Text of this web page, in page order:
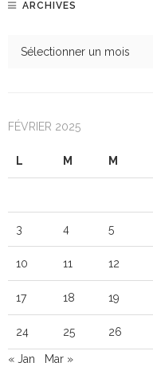
ARCHIVES
FÉVRIER 2025
L M M
3 4 5
10 11 12
17 18 19
24 25 26
« Jan Mar »